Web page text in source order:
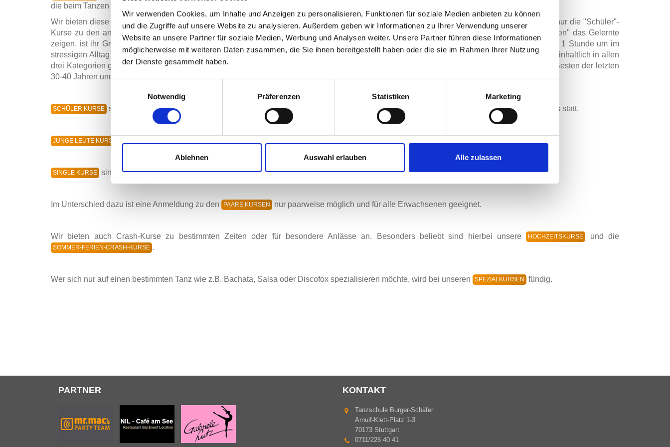
Wir verwenden Cookies, um Inhalte und Anzeigen zu personalisieren, Funktionen für soziale Medien anbieten zu können
und die Zugriffe auf unsere Website zu analysieren. Außerdem geben wir Informationen zu Ihrer Verwendung unserer
Website an unsere Partner für soziale Medien, Werbung und Analysen weiter. Unsere Partner führen diese Informationen
möglicherweise mit weiteren Daten zusammen, die Sie ihnen bereitgestellt haben oder die sie im Rahmen Ihrer Nutzung
der Dienste gesammelt haben.
Notwendig
Präferenzen Statistiken Marketing
Ablehnen Auswahl erlauben Alle zulassen
die beim Tanzen machbar sind.
Wir bieten diese Kurse in 4 Kategorien an, für "Paare", "Singles", "junge Leute" und "Schüler". Von Inhalt und Kursdauer unterscheiden sich nur die "Schüler"-
Kurse zu den anderen dreien, da die Schüler ihren Grundkurs mit einem festlichen Abschlussball abschließen und dort in den "Vortanzrunden" das Gelernte
zeigen, ist ihr Grundkurs etwas umfangreicher und länger. Ab dem F-Kurs beträgt die Kursdauer der "Schüler"-Kurse dann aber nur noch 8 x 1 Stunde um im
stressigen Alltag eines Schülers unter kommen zu können. Für die "Erwachsenen"-Kurse beträgt die Kursdauer immer 8 x 1,5 Stunden und ist inhaltlich in allen
drei Kategorien gleich, nur der Schwerpunkt der Musikauswahl variiert hierbei etwas, wobei generell Titel aus Top aktueller Chart-Musik, dem Besten der letzten
30-40 Jahren und auch klassischer Tanzmusik gespielt wird.
SCHÜLER KURSE sind ab ca 13/14 Jahren bis hin zu 18-20 Jahren angedacht und finden in der Regel unter der Woche Nachmittags und Sonntags statt.
JUNGE LEUTE KURSE
SINGLE KURSE sind das Äquivalent zu den "Junge Leute"-Kursen und ab 30 Jahre geeignet.
Im Unterschied dazu ist eine Anmeldung zu den PAARE KURSEN nur paarweise möglich und für alle Erwachsenen geeignet.
Wir bieten auch Crash-Kurse zu bestimmten Zeiten oder für besondere Anlässe an. Besonders beliebt sind hierbei unsere HOCHZEITSKURSE und die
SOMMER-FERIEN-CRASH-KURSE .
Wer sich nur auf einen bestimmten Tanz wie z.B. Bachata, Salsa oder Discofox spezialisieren möchte, wird bei unseren SPEZIALKURSEN fündig.
PARTNER KONTAKT
Tanzschule Burger-Schäfer
Arnulf-Klett-Platz 1-3
70173 Stuttgart
0711/226 40 41